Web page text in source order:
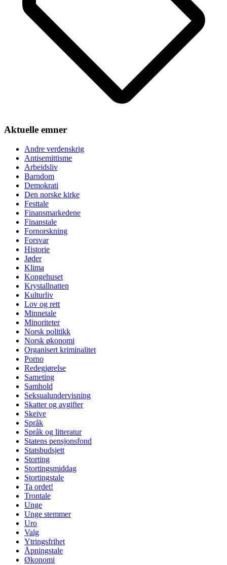
Aktuelle emner
Andre verdenskrig
Antisemittisme
Arbeidsliv
Barndom
Demokrati
Den norske kirke
Festtale
Finansmarkedene
Finanstale
Fornorskning
Forsvar
Historie
Jøder
Klima
Kongehuset
Krystallnatten
Kulturliv
Lov og rett
Minnetale
Minoriteter
Norsk politikk
Norsk økonomi
Organisert kriminalitet
Porno
Redegjørelse
Sameting
Samhold
Seksualundervisning
Skatter og avgifter
Skeive
Språk
Språk og litteratur
Statens pensjonsfond
Statsbudsjett
Storting
Stortingsmiddag
Stortingstale
Ta ordet!
Trontale
Unge
Unge stemmer
Uro
Valg
Ytringsfrihet
Åpningstale
Økonomi